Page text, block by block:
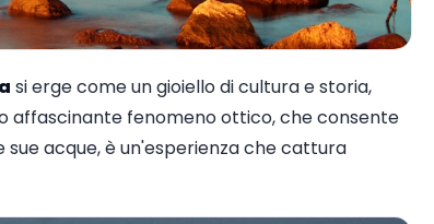
si erge come un gioiello di cultura e storia,
affascinante fenomeno ottico, che consente
sue acque, è un'esperienza che cattura